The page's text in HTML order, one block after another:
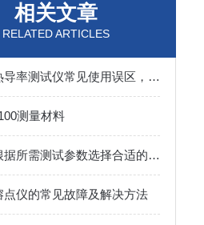
相关文章
RELATED ARTICLES
快速热导率测试仪常见使用误区，请规避！
测量材料
如何根据所需测试参数选择合适的介电常数及介质损耗测试仪？
点仪的常见故障及解决方法